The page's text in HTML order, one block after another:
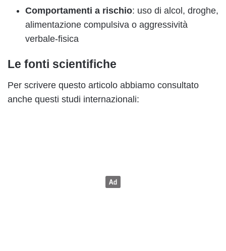
Comportamenti a rischio: uso di alcol, droghe,
alimentazione compulsiva o aggressività
verbale-fisica
Le fonti scientifiche
Per scrivere questo articolo abbiamo consultato
anche questi studi internazionali: